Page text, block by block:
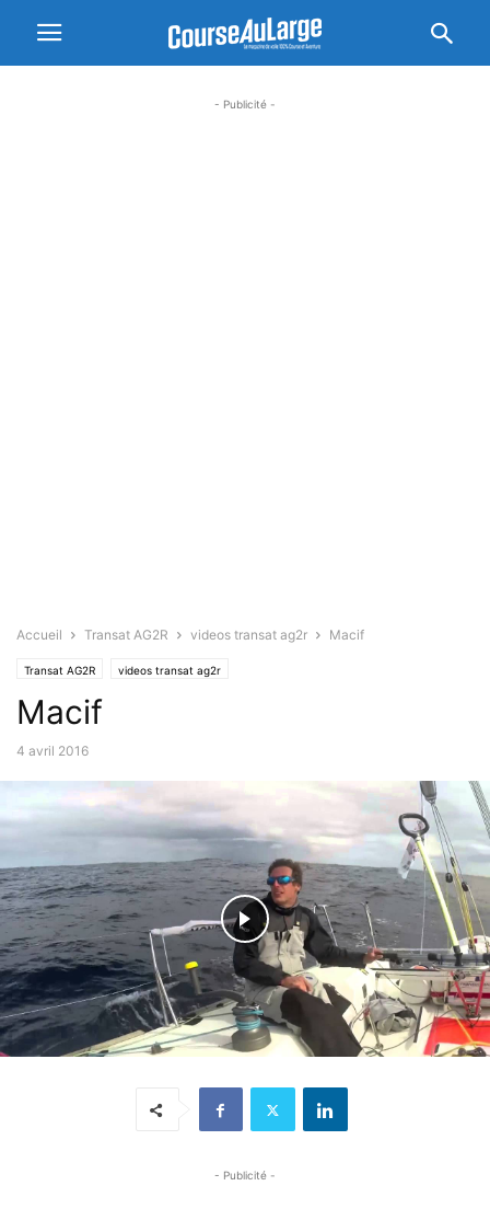
- Publicité -
Accueil Transat AG2R videos transat ag2r Macif
Transat AG2R videos transat ag2r
Macif
4 avril 2016
- Publicité -